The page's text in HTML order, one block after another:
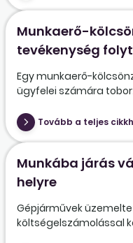
Munkaerő-
tevékenység
Egy munkaerő-
ügyfelei számára
Tovább a teljes
Munkába járás
helyre
Gépjárművek
költségelszámolással